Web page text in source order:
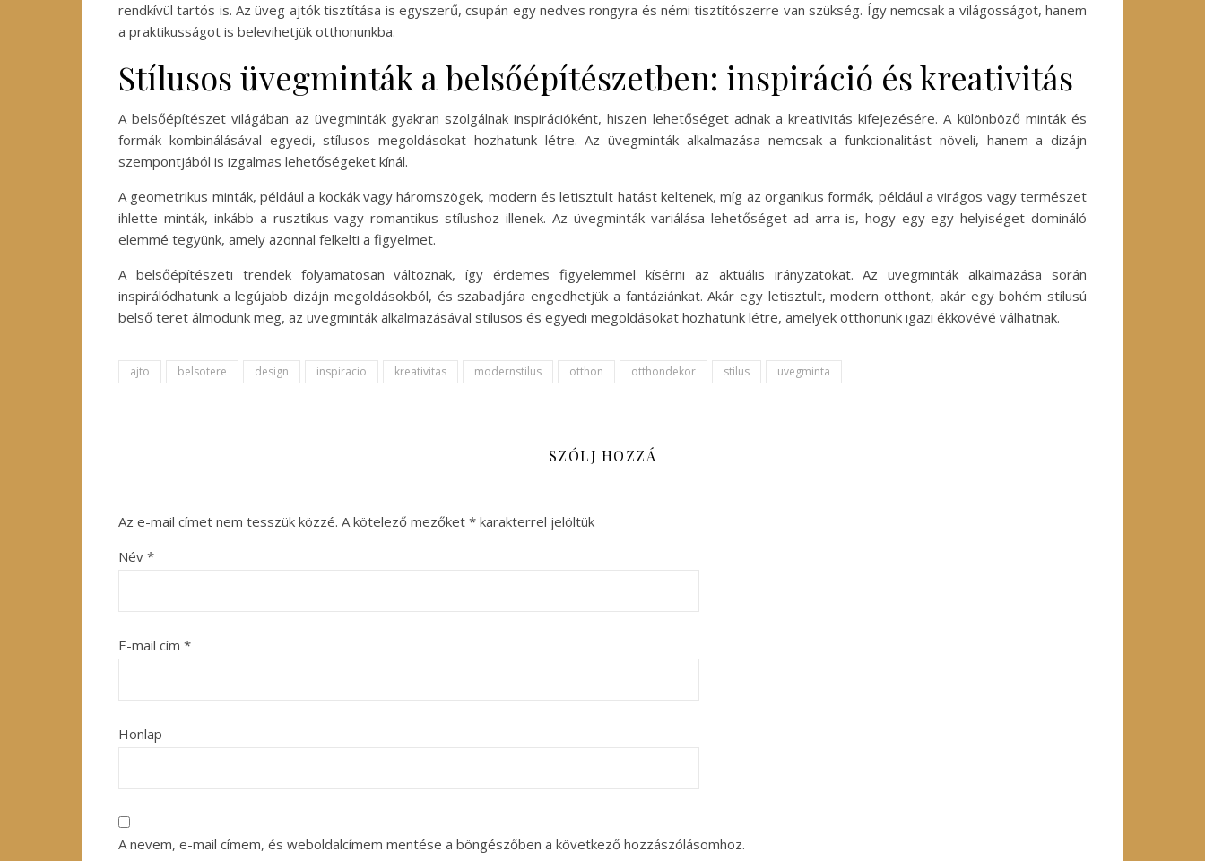
rendkívül tartós is. Az üveg ajtók tisztítása is egyszerű, csupán egy nedves rongyra és némi tisztítószerre van szükség. Így nemcsak a világosságot, hanem
a praktikusságot is belevihetjük otthonunkba.
Stílusos üvegminták a belsőépítészetben: inspiráció és kreativitás
A belsőépítészet világában az üvegminták gyakran szolgálnak inspirációként, hiszen lehetőséget adnak a kreativitás kifejezésére. A különböző minták és
formák kombinálásával egyedi, stílusos megoldásokat hozhatunk létre. Az üvegminták alkalmazása nemcsak a funkcionalitást növeli, hanem a dizájn
szempontjából is izgalmas lehetőségeket kínál.
A geometrikus minták, például a kockák vagy háromszögek, modern és letisztult hatást keltenek, míg az organikus formák, például a virágos vagy természet
ihlette minták, inkább a rusztikus vagy romantikus stílushoz illenek. Az üvegminták variálása lehetőséget ad arra is, hogy egy-egy helyiséget domináló
elemmé tegyünk, amely azonnal felkelti a figyelmet.
A belsőépítészeti trendek folyamatosan változnak, így érdemes figyelemmel kísérni az aktuális irányzatokat. Az üvegminták alkalmazása során
inspirálódhatunk a legújabb dizájn megoldásokból, és szabadjára engedhetjük a fantáziánkat. Akár egy letisztult, modern otthont, akár egy bohém stílusú
belső teret álmodunk meg, az üvegminták alkalmazásával stílusos és egyedi megoldásokat hozhatunk létre, amelyek otthonunk igazi ékkövévé válhatnak.
ajto belsotere design inspiracio kreativitas modernstilus otthon otthondekor stilus uvegminta
SZÓLJ HOZZÁ
Az e-mail címet nem tesszük közzé. A kötelező mezőket * karakterrel jelöltük
Név *
E-mail cím *
Honlap
A nevem, e-mail címem, és weboldalcímem mentése a böngészőben a következő hozzászólásomhoz.